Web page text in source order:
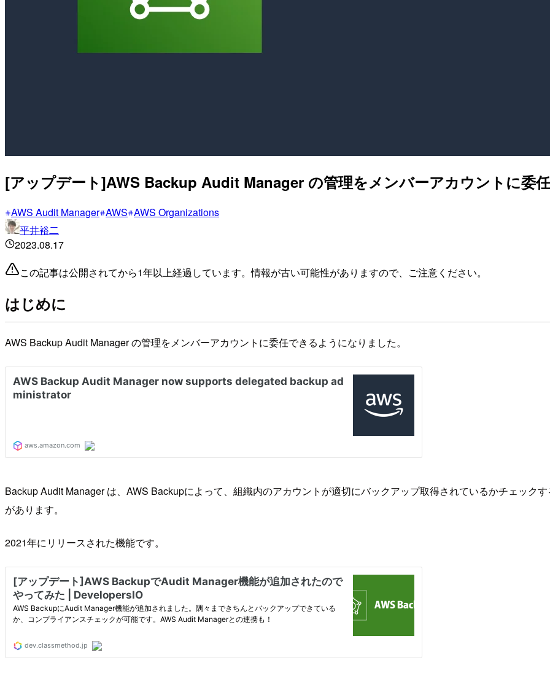
[アップデート]AWS Backup Audit Manager の管理をメンバーアカウントに委
AWS Audit Manager AWS AWS Organizations
平井裕二
2023.08.17
この記事は公開されてから1年以上経過しています。情報が古い可能性がありますので、ご注意ください。
はじめに
AWS Backup Audit Manager の管理をメンバーアカウントに委任できるようになりました。
Backup Audit Manager は、AWS Backupによって、組織内のアカウントが適切にバックアップ取得されているかチェック
があります。
2021年にリリースされた機能です。